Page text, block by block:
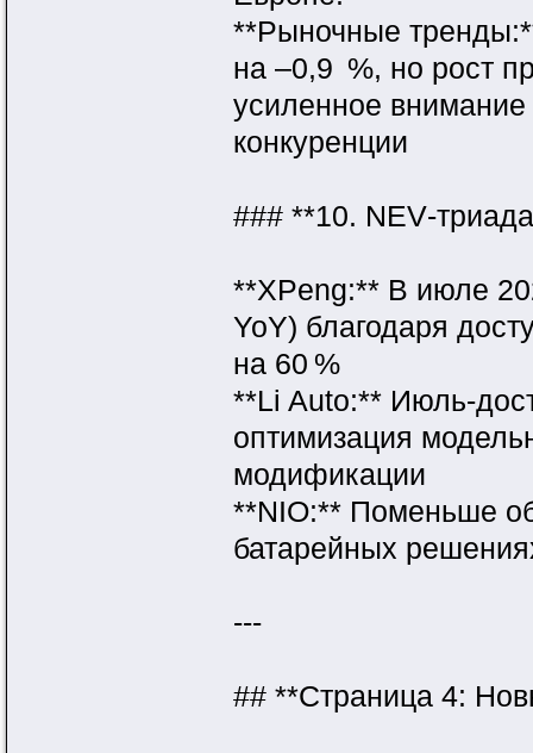
**Рыночные
на –0,9 %, но рост
усиленное внимание
конкуренции
### **10.
**XPeng:** В июле
YoY) благодаря
на 60 %
**Li Auto:**
оптимизация
модификации
**NIO:** Поменьше
батарейных
---
## **Страница 4: